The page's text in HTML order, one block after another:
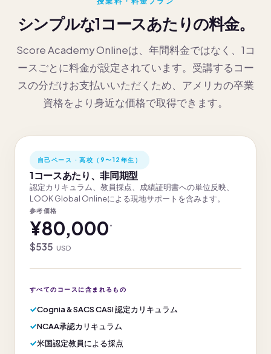
シンプルな1コースあたりの料金。
Score Academy Onlineは、年間料金ではなく、1コ
ースごとに料金が設定されています。受講するコー
スの分だけお支払いいただくため、アメリカの卒業
資格をより身近な価格で取得できます。
自己ペース · 高校（9〜12年生）
1コースあたり、非同期型
認定カリキュラム、教員採点、成績証明書への単位反映、
LOOK Global Onlineによる現地サポートを含みます。
参考価格
¥80,000 *
$535 USD
すべてのコースに含まれるもの
Cognia & SACS CASI 認定カリキュラム
NCAA承認カリキュラム
米国認定教員による採点